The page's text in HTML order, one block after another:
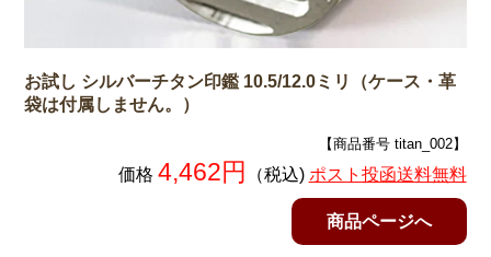
お試し シルバーチタン印鑑 10.5/12.0ミリ（ケース・革
袋は付属しません。）
【商品番号 titan_002】
価格 4,462円 （税込) ポスト投函送料無料
商品ページへ